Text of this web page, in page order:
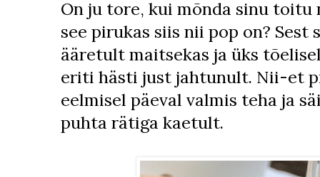
On ju tore, kui mõnda sinu toitu
see pirukas siis nii pop on? Sest
ääretult maitsekas ja üks
eriti hästi just jahtunult. Nii-et
eelmisel päeval valmis teha ja
puhta rätiga kaetult.